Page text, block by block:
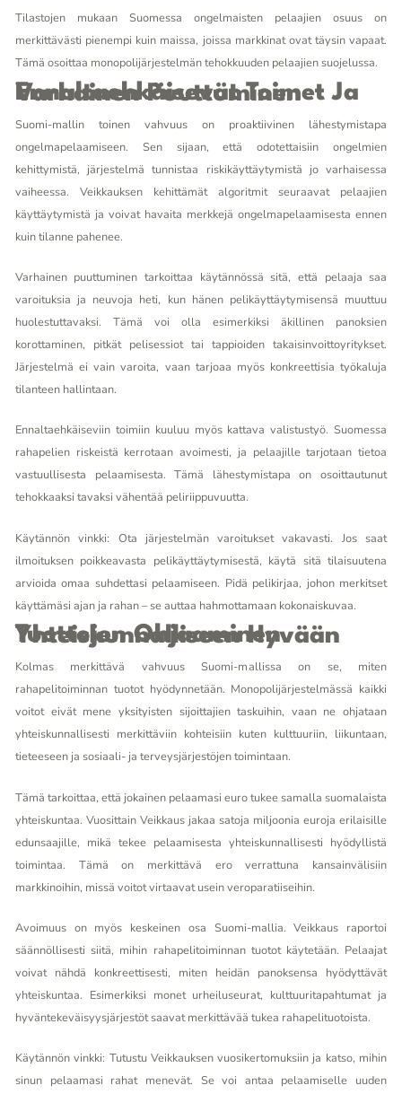
Tilastojen mukaan Suomessa ongelmaisten pelaajien osuus on
merkittävästi pienempi kuin maissa, joissa markkinat ovat täysin vapaat.
Tämä osoittaa monopolijärjestelmän tehokkuuden pelaajien suojelussa.
Ennaltaehkäisevät Toimet Ja Varhainen Puuttuminen
Suomi-mallin toinen vahvuus on proaktiivinen lähestymistapa
ongelmapelaamiseen. Sen sijaan, että odotettaisiin ongelmien
kehittymistä, järjestelmä tunnistaa riskikäyttäytymistä jo varhaisessa
vaiheessa. Veikkauksen kehittämät algoritmit seuraavat pelaajien
käyttäytymistä ja voivat havaita merkkejä ongelmapelaamisesta ennen
kuin tilanne pahenee.
Varhainen puuttuminen tarkoittaa käytännössä sitä, että pelaaja saa
varoituksia ja neuvoja heti, kun hänen pelikäyttäytymisensä muuttuu
huolestuttavaksi. Tämä voi olla esimerkiksi äkillinen panoksien
korottaminen, pitkät pelisessiot tai tappioiden takaisinvoittoyritykset.
Järjestelmä ei vain varoita, vaan tarjoaa myös konkreettisia työkaluja
tilanteen hallintaan.
Ennaltaehkäiseviin toimiin kuuluu myös kattava valistustyö. Suomessa
rahapelien riskeistä kerrotaan avoimesti, ja pelaajille tarjotaan tietoa
vastuullisesta pelaamisesta. Tämä lähestymistapa on osoittautunut
tehokkaaksi tavaksi vähentää peliriippuvuutta.
Käytännön vinkki: Ota järjestelmän varoitukset vakavasti. Jos saat
ilmoituksen poikkeavasta pelikäyttäytymisestä, käytä sitä tilaisuutena
arvioida omaa suhdettasi pelaamiseen. Pidä pelikirjaa, johon merkitset
käyttämäsi ajan ja rahan – se auttaa hahmottamaan kokonaiskuvaa.
Tuottojen Ohjaaminen Yhteiskunnalliseen Hyvään
Kolmas merkittävä vahvuus Suomi-mallissa on se, miten
rahapelitoiminnan tuotot hyödynnetään. Monopolijärjestelmässä kaikki
voitot eivät mene yksityisten sijoittajien taskuihin, vaan ne ohjataan
yhteiskunnallisesti merkittäviin kohteisiin kuten kulttuuriin, liikuntaan,
tieteeseen ja sosiaali- ja terveysjärjestöjen toimintaan.
Tämä tarkoittaa, että jokainen pelaamasi euro tukee samalla suomalaista
yhteiskuntaa. Vuosittain Veikkaus jakaa satoja miljoonia euroja erilaisille
edunsaajille, mikä tekee pelaamisesta yhteiskunnallisesti hyödyllistä
toimintaa. Tämä on merkittävä ero verrattuna kansainvälisiin
markkinoihin, missä voitot virtaavat usein veroparatiiseihin.
Avoimuus on myös keskeinen osa Suomi-mallia. Veikkaus raportoi
säännöllisesti siitä, mihin rahapelitoiminnan tuotot käytetään. Pelaajat
voivat nähdä konkreettisesti, miten heidän panoksensa hyödyttävät
yhteiskuntaa. Esimerkiksi monet urheiluseurat, kulttuuritapahtumat ja
hyväntekeväisyysjärjestöt saavat merkittävää tukea rahapelituotoista.
Käytännön vinkki: Tutustu Veikkauksen vuosikertomuksiin ja katso, mihin
sinun pelaamasi rahat menevät. Se voi antaa pelaamiselle uuden